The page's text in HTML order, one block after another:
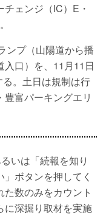
ェンジ（IC）E・
ンプ（山陽道から播
口）を、11月11日
。土日は規制は行
富パーキングエリ
いは「続報を知り
ボタンを押してく
数のみをカウント
に深掘り取材を実施